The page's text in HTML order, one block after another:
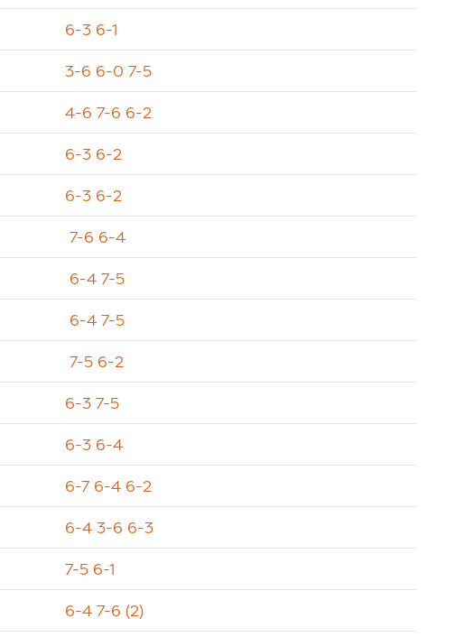
6-3 6-1
3-6 6-0 7-5
4-6 7-6 6-2
6-3 6-2
6-3 6-2
7-6 6-4
6-4 7-5
6-4 7-5
7-5 6-2
6-3 7-5
6-3 6-4
6-7 6-4 6-2
6-4 3-6 6-3
7-5 6-1
6-4 7-6 (2)